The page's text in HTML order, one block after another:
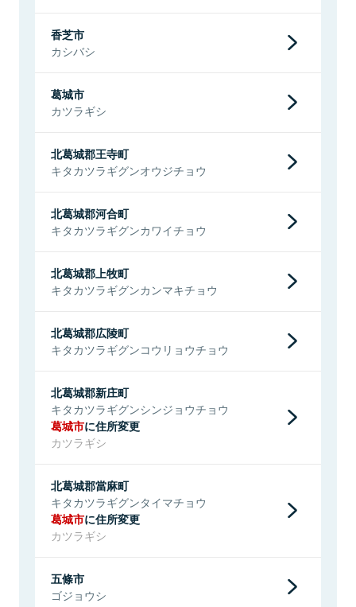
香芝市
カシバシ
葛城市
カツラギシ
北葛城郡王寺町
キタカツラギグンオウジチョウ
北葛城郡河合町
キタカツラギグンカワイチョウ
北葛城郡上牧町
キタカツラギグンカンマキチョウ
北葛城郡広陵町
キタカツラギグンコウリョウチョウ
北葛城郡新庄町
キタカツラギグンシンジョウチョウ
葛城市に住所変更
カツラギシ
北葛城郡當麻町
キタカツラギグンタイマチョウ
葛城市に住所変更
カツラギシ
五條市
ゴジョウシ